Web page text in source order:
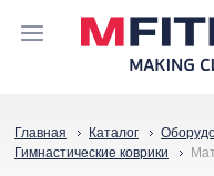
Главная Каталог
Гимнастические коврики